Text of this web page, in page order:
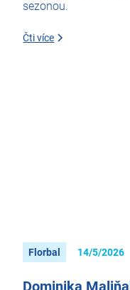
sezonou.
Čti více
Florbal 14/5/2026
Dominika